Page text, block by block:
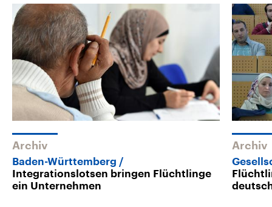
Archiv
Baden-Württemberg
Integrationslotsen bringen Flüchtlinge
ein Unternehmen
Archiv